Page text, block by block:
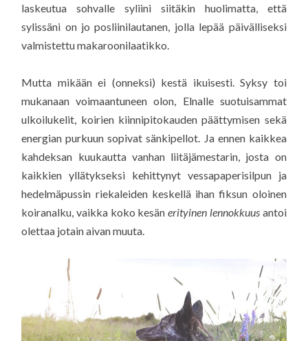
laskeutua sohvalle syliini siitäkin huolimatta, että
sylissäni on jo posliinilautanen, jolla lepää päivälliseksi
valmistettu makaroonilaatikko.
Mutta mikään ei (onneksi) kestä ikuisesti. Syksy toi
mukanaan voimaantuneen olon, Elnalle suotuisammat
ulkoilukelit, koirien kiinnipitokauden päättymisen sekä
energian purkuun sopivat sänkipellot. Ja ennen kaikkea
kahdeksan kuukautta vanhan liitäjämestarin, josta on
kaikkien yllätykseksi kehittynyt vessapaperisilpun ja
hedelmäpussin riekaleiden keskellä ihan fiksun oloinen
koiranalku, vaikka koko kesänerityinen lennokkuusantoi
olettaa jotain aivan muuta.